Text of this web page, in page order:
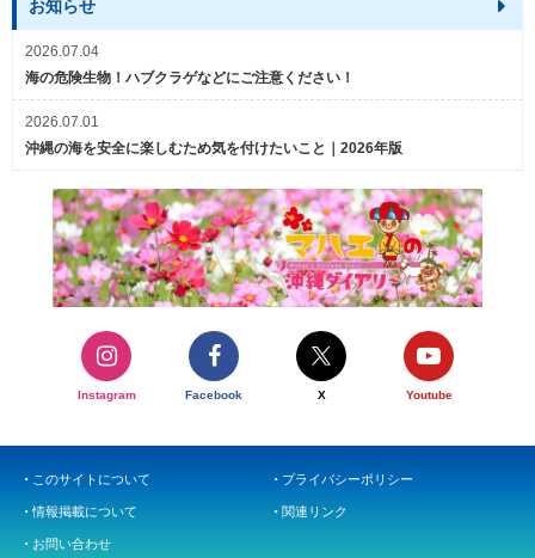
お知らせ
2026.07.04
海の危険生物！ハブクラゲなどにご注意ください！
2026.07.01
沖縄の海を安全に楽しむため気を付けたいこと｜2026年版
Instagram Facebook X Youtube
このサイトについて プライバシーポリシー
情報掲載について 関連リンク
お問い合わせ